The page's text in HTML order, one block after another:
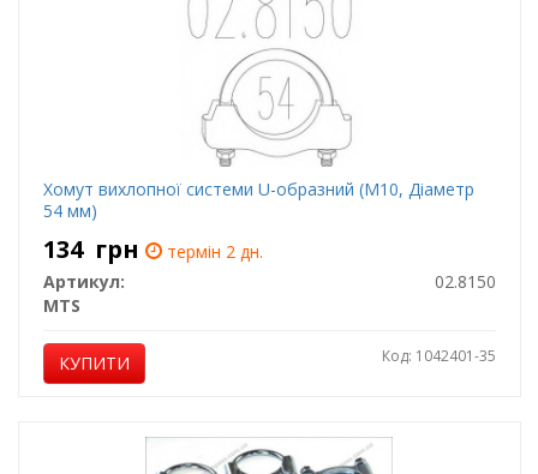
Хомут вихлопної системи U-образний (М10, Діаметр
54 мм)
134 грн
термін 2 дн.
Артикул:
02.8150
MTS
КУПИТИ Код: 1042401-35